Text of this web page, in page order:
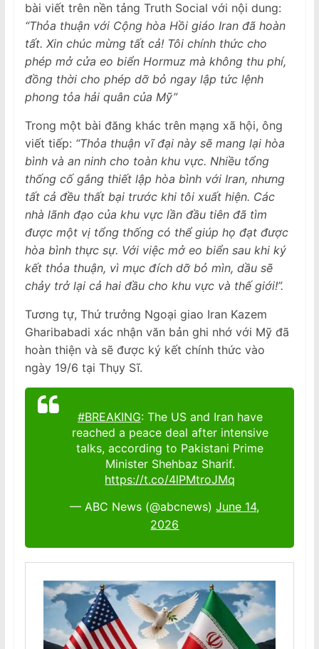
bài viết trên nền tảng Truth Social với nội dung:
“Thỏa thuận với Cộng hòa Hồi giáo Iran đã hoàn
tất. Xin chúc mừng tất cả! Tôi chính thức cho
phép mở cửa eo biển Hormuz mà không thu phí,
đồng thời cho phép dỡ bỏ ngay lập tức lệnh
phong tỏa hải quân của Mỹ”
Trong một bài đăng khác trên mạng xã hội, ông
viết tiếp: “Thỏa thuận vĩ đại này sẽ mang lại hòa
bình và an ninh cho toàn khu vực. Nhiều tổng
thống cố gắng thiết lập hòa bình với Iran, nhưng
tất cả đều thất bại trước khi tôi xuất hiện. Các
nhà lãnh đạo của khu vực lần đầu tiên đã tìm
được một vị tổng thống có thể giúp họ đạt được
hòa bình thực sự. Với việc mở eo biển sau khi ký
kết thỏa thuận, vì mục đích dỡ bỏ mìn, dầu sẽ
chảy trở lại cả hai đầu cho khu vực và thế giới!”.
Tương tự, Thứ trưởng Ngoại giao Iran Kazem
Gharibabadi xác nhận văn bản ghi nhớ với Mỹ đã
hoàn thiện và sẽ được ký kết chính thức vào
ngày 19/6 tại Thụy Sĩ.
#BREAKING: The US and Iran have
reached a peace deal after intensive
talks, according to Pakistani Prime
Minister Shehbaz Sharif.
https://t.co/4lPMtroJMq
— ABC News (@abcnews)June 14,
2026